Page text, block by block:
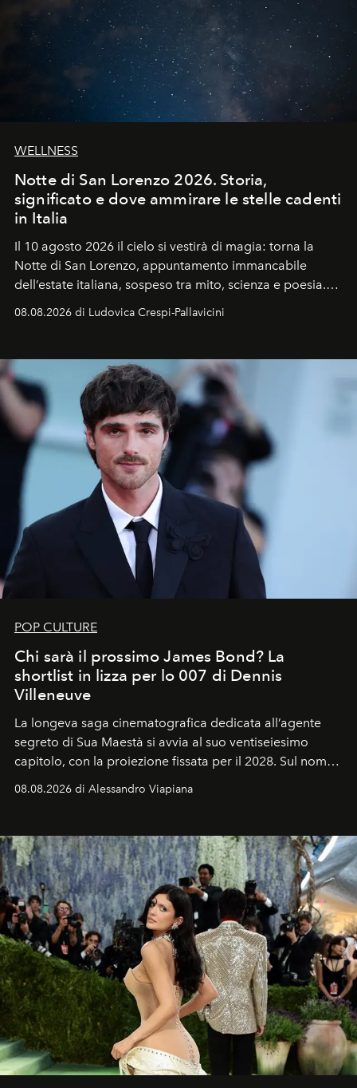
WELLNESS
Notte di San Lorenzo 2026. Storia,
significato e dove ammirare le stelle cadenti
in Italia
Il 10 agosto 2026 il cielo si vestirà di magia: torna la
Notte di San Lorenzo, appuntamento immancabile
dell’estate italiana, sospeso tra mito, scienza e poesia.
Sarà il momento in cui gli occhi si alzano verso la volta
celeste per seguire il passaggio delle
all’universo i desideri più segreti
08.08.2026 di Ludovica Crespi-Pallavicini
POP CULTURE
Chi sarà il prossimo James Bond? La
shortlist in lizza per lo 007 di Dennis
Villeneuve
La longeva saga cinematografica dedicata all’agente
segreto di Sua Maestà si avvia al suo ventiseiesimo
capitolo, con la proiezione fissata per il 2028. Sul nome
dell’attore chiamato a raccogliere l’eredità di Daniel
Craig, però, regna ancora il più assoluto riserbo.
08.08.2026 di Alessandro Viapiana